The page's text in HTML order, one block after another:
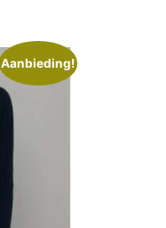
Aanbieding!